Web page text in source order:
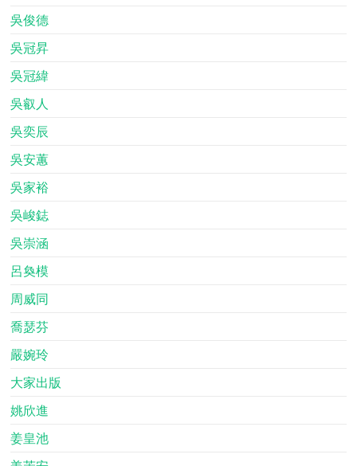
吳俊德
吳冠昇
吳冠緯
吳叡人
吳奕辰
吳安蕙
吳家裕
吳峻鋕
吳崇涵
呂奐模
周威同
喬瑟芬
嚴婉玲
大家出版
姚欣進
姜皇池